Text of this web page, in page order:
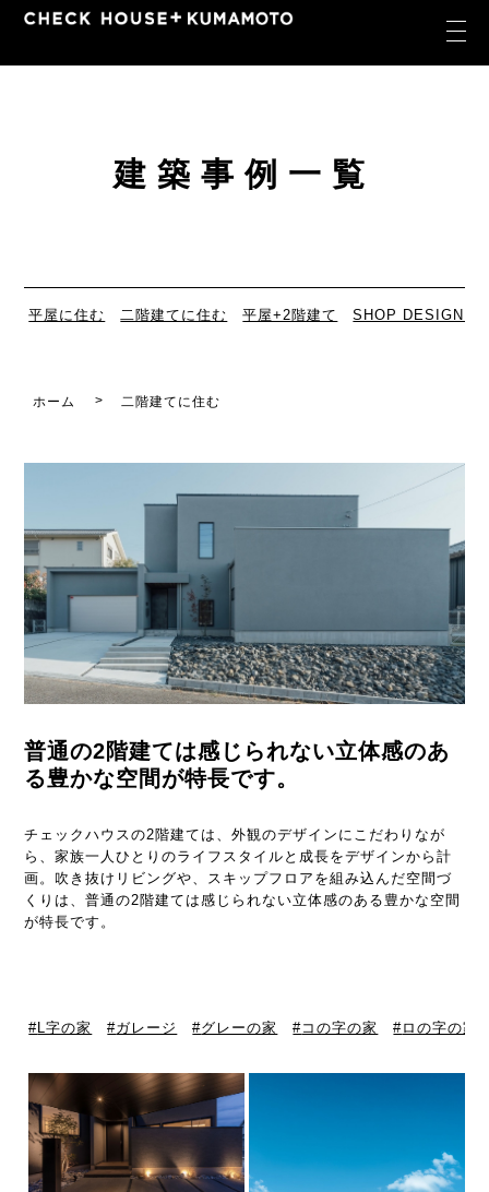
建築事例一覧
平屋に住む 二階建てに住む 平屋+2階建て SHOP DESIGN（
ホーム 二階建てに住む
普通の2階建ては感じられない立体感のあ
る豊かな空間が特長です。
チェックハウスの2階建ては、外観のデザインにこだわりなが
ら、家族一人ひとりのライフスタイルと成長をデザインから計
画。吹き抜けリビングや、スキップフロアを組み込んだ空間づ
くりは、普通の2階建ては感じられない立体感のある豊かな空間
が特長です。
L字の家 ガレージ グレーの家 コの字の家 ロの字の家